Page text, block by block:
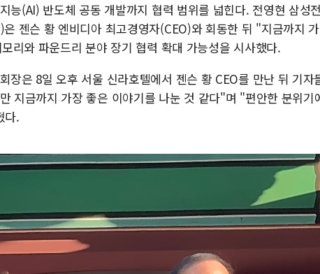
능(AI) 반도체 공동 개발까지 협력 범위를 넓힌다. 전영현 삼성
은 젠슨 황 엔비디아 최고경영자(CEO)와 회동한 뒤 "지금까지
리와 파운드리 분야 장기 협력 확대 가능성을 시사했다.
장은 8일 오후 서울 신라호텔에서 젠슨 황 CEO를 만난 뒤 기
지금까지 가장 좋은 이야기를 나눈 것 같다"며 "편안한 분위기
다.